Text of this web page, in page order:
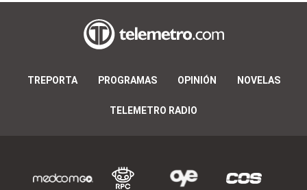
TREPORTA PROGRAMAS OPINIÓN NOVELAS
TELEMETRO RADIO